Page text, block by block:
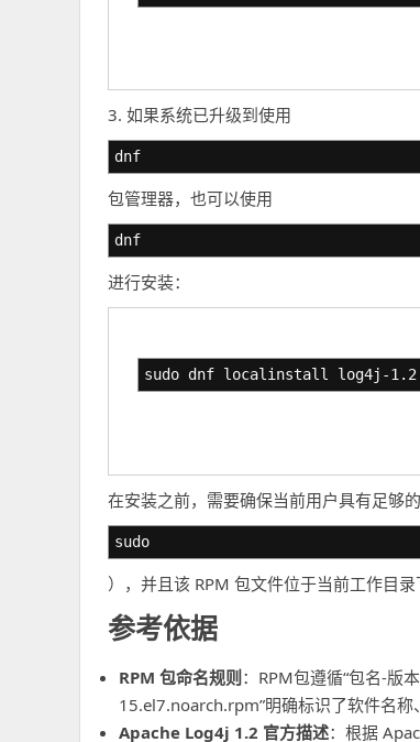
3. 如果系统已升级到使用
dnf
包管理器，也可以使用
dnf
进行安装：
sudo dnf localinstall log4j-
在安装之前，需要确保当前用户具有足够
sudo
），并且该 RPM 包文件位于当前工作目
参考依据
RPM 包命名规则：RPM包遵循“包名-版
15.el7.noarch.rpm”明确标识了软件名称
Apache Log4j 1.2 官方描述：根据